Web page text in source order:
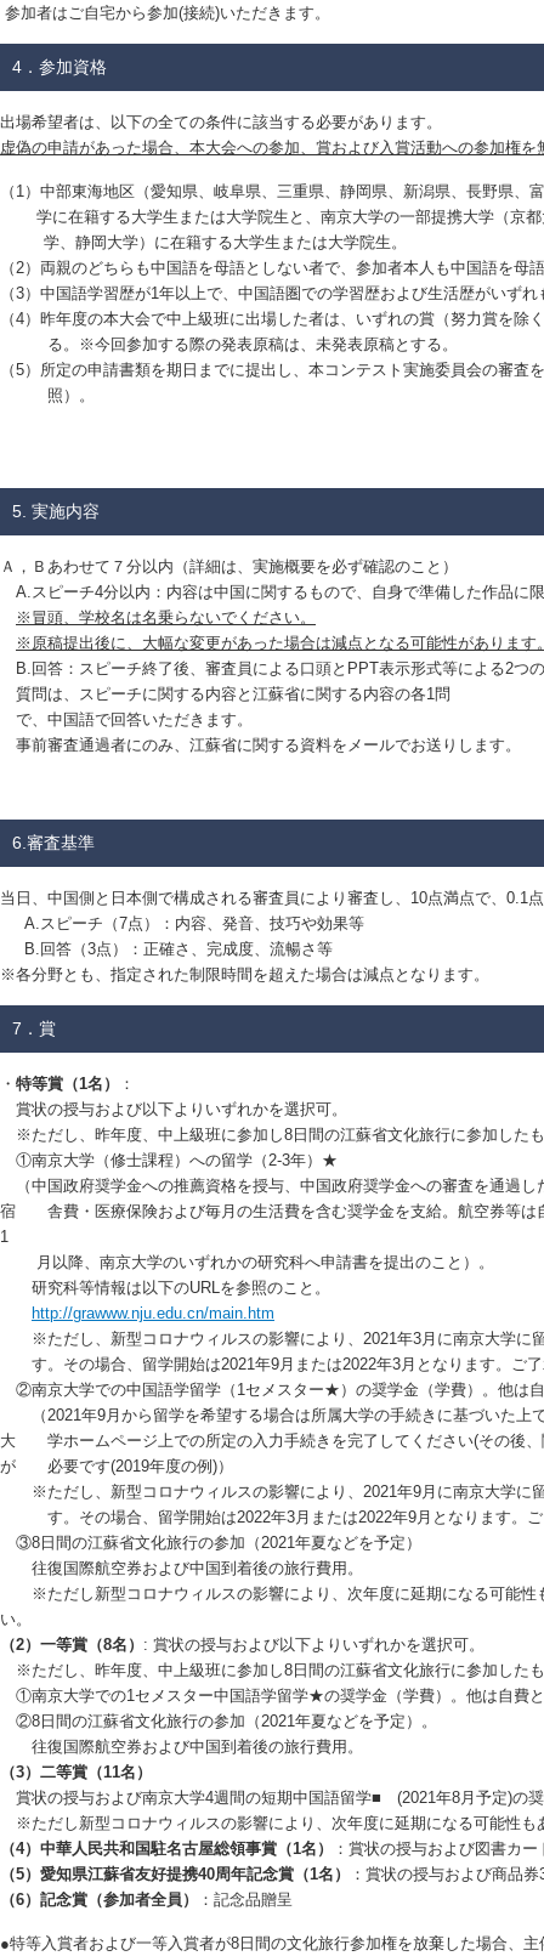
参加者はご自宅から参加(接続)いただきます。
4．参加資格
出場希望者は、以下の全ての条件に該当する必要があります。
虚偽の申請があった場合、本大会への参加、賞および入賞活動への参加権を
（1）中部東海地区（愛知県、岐阜県、三重県、静岡県、新潟県、長野県、
学に在籍する大学生または大学院生と、南京大学の一部提携大学（京都
学、静岡大学）に在籍する大学生または大学院生。
（2）両親のどちらも中国語を母語としない者で、参加者本人も中国語を母
（3）中国語学習歴が1年以上で、中国語圏での学習歴および生活歴がいず
（4）昨年度の本大会で中上級班に出場した者は、いずれの賞（努力賞を除
る。※今回参加する際の発表原稿は、未発表原稿とする。
（5）所定の申請書類を期日までに提出し、本コンテスト実施委員会の審査
照）。
5. 実施内容
Ａ，Ｂあわせて７分以内（詳細は、実施概要を必ず確認のこと）
A.スピーチ4分以内：内容は中国に関するもので、自身で準備した作品に
※冒頭、学校名は名乗らないでください。
※原稿提出後に、大幅な変更があった場合は減点となる可能性があります
B.回答：スピーチ終了後、審査員による口頭とPPT表示形式等による2つ
質問は、スピーチに関する内容と江蘇省に関する内容の各1問
で、中国語で回答いただきます。
事前審査通過者にのみ、江蘇省に関する資料をメールでお送りします。
6.審査基準
当日、中国側と日本側で構成される審査員により審査し、10点満点で、0.1
A.スピーチ（7点）：内容、発音、技巧や効果等
B.回答（3点）：正確さ、完成度、流暢さ等
※各分野とも、指定された制限時間を超えた場合は減点となります。
7．賞
・ 特等賞（1名）
：
賞状の授与および以下よりいずれかを選択可。
※ただし、昨年度、中上級班に参加し8日間の江蘇省文化旅行に参加した
①南京大学（修士課程）への留学（2-3年）★
（中国政府奨学金への推薦資格を授与、中国政府奨学金への審査を通過し
宿 舎費・医療保険および毎月の生活費を含む奨学金を支給。航空券等は
1
月以降、南京大学のいずれかの研究科へ申請書を提出のこと）。
研究科等情報は以下のURLを参照のこと。
http://grawww.nju.edu.cn/main.htm
※ただし、新型コロナウィルスの影響により、2021年3月に南京大学に
す。その場合、留学開始は2021年9月または2022年3月となります。ご
②南京大学での中国語学留学（1セメスター★）の奨学金（学費）。他は
（2021年9月から留学を希望する場合は所属大学の手続きに基づいた上
大 学ホームページ上での所定の入力手続きを完了してください(その後、
が 必要です(2019年度の例)）
※ただし、新型コロナウィルスの影響により、2021年9月に南京大学に
す。その場合、留学開始は2022年3月または2022年9月となります。ご
③8日間の江蘇省文化旅行の参加（2021年夏などを予定）
往復国際航空券および中国到着後の旅行費用。
※ただし新型コロナウィルスの影響により、次年度に延期になる可能性
い。
（2）一等賞（8名） : 賞状の授与および以下よりいずれかを選択可。
※ただし、昨年度、中上級班に参加し8日間の江蘇省文化旅行に参加した
①南京大学での1セメスター中国語学留学★の奨学金（学費）。他は自費
②8日間の江蘇省文化旅行の参加（2021年夏などを予定）。
往復国際航空券および中国到着後の旅行費用。
（3）二等賞（11名）
賞状の授与および南京大学4週間の短期中国語留学■ (2021年8月予定)の
※ただし新型コロナウィルスの影響により、次年度に延期になる可能性も
（4） 中華人民共和国駐名古屋総領事賞（1名）
：賞状の授与および図書カー
（5） 愛知県江蘇省友好提携40周年記念賞（1名）
：賞状の授与および商品
（6） 記念賞（参加者全員） ：記念品贈呈
●特等入賞者および一等入賞者が8日間の文化旅行参加権を放棄した場合、